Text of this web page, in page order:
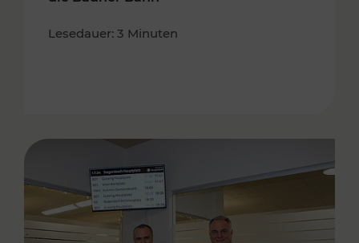
Lesedauer: 3 Minuten